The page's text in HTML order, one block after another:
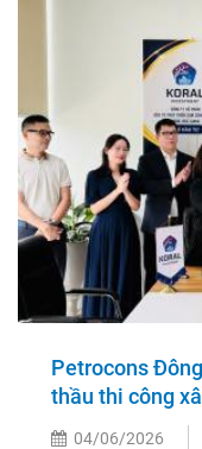
Petrocons
thầu thi công
04/06/2026